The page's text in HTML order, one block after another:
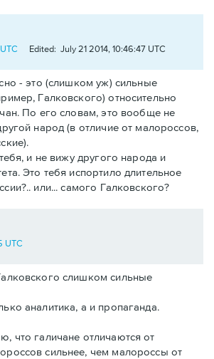
Edited: July 21 2014, 10:46:47 UTC
- это (слишком уж) сильные
Галковского) относительно
По его словам, это вообще не
народ (в отличие от малороссов,
и не вижу другого народа и
Это тебя испортило длительное
или... самого Галковского?
UTC
слишком сильные
аналитика, а и пропаганда.
что галичане отличаются от
сильнее, чем малороссы от